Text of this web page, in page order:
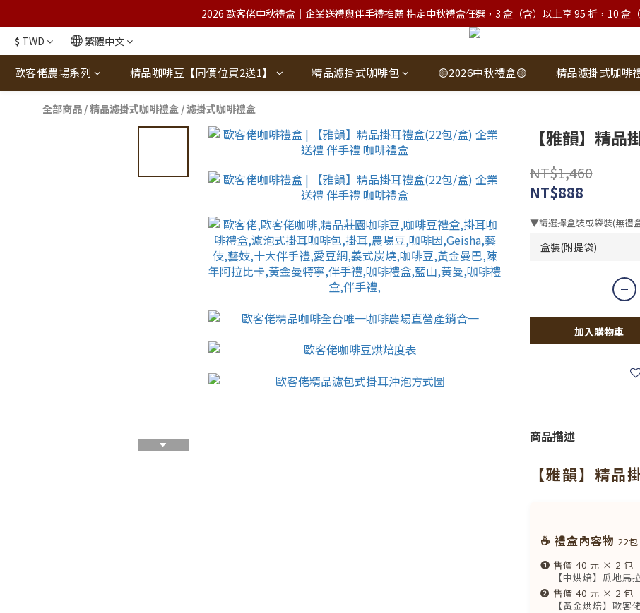
2026 歐客佬中秋禮盒｜企業送禮與伴手禮推薦 指定中秋禮盒任選，3 盒（含）以上享 95 折，10 盒
$ TWD 繁體中文
歐客佬農場系列 精品咖啡豆【同價位買2送1】 精品濾掛式咖啡包 🟡2026中秋禮盒🟡 精品濾掛式咖啡
全部商品 /精品濾掛式咖啡禮盒 /濾掛式咖啡禮盒
【雅韻】精
NT$1,460
NT$888
▼請選擇盒裝或袋裝(無禮
加入購物車
商品描述
【雅韻】精品
☕ 禮盒內容物 22
❶ 售價 40 元 × 2 包
【中烘焙】瓜地馬
❷ 售價 40 元 × 2 包
【黃金烘焙】歐客